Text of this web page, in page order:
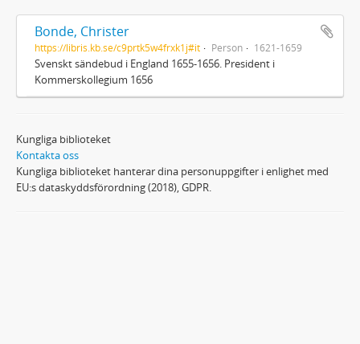
Bonde, Christer
https://libris.kb.se/c9prtk5w4frxk1j#it Person 1621-1659
Svenskt sändebud i England 1655-1656. President i
Kommerskollegium 1656
Kungliga biblioteket
Kontakta oss
Kungliga biblioteket hanterar dina personuppgifter i enlighet med
EU:s dataskyddsförordning (2018), GDPR.